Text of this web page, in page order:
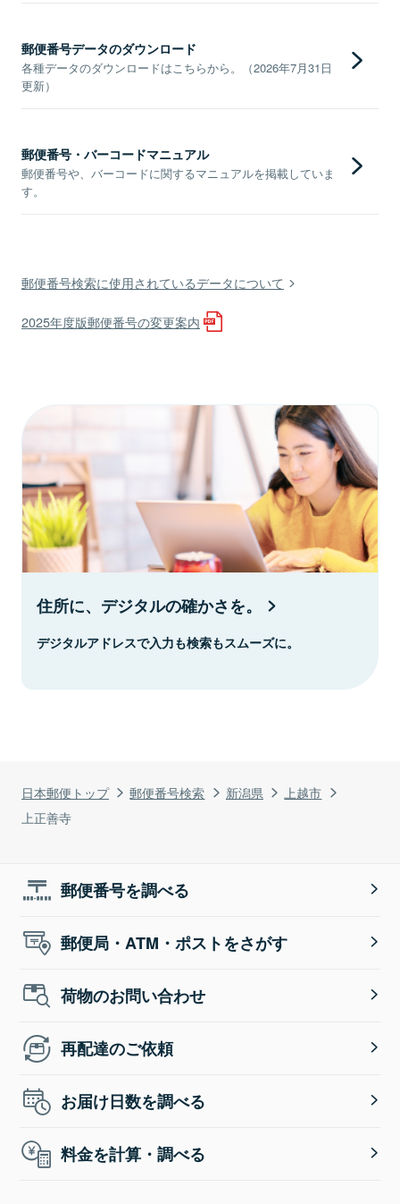
日本郵便トップ 郵便番号検索 新潟県
上越市
上正善寺
郵便番号データのダウンロード
各種データのダウンロードはこちらから。（2026年7月31日
更新）
郵便番号・バーコードマニュアル
郵便番号や、バーコードに関するマニュアルを掲載していま
す。
郵便番号検索に使用されているデータについて
2025年度版郵便番号の変更案内
住所に、デジタルの確かさを。
デジタルアドレスで入力も検索もスムーズに。
郵便番号を調べる
郵便局・ATM・ポストをさがす
荷物のお問い合わせ
再配達のご依頼
お届け日数を調べる
料金を計算・調べる